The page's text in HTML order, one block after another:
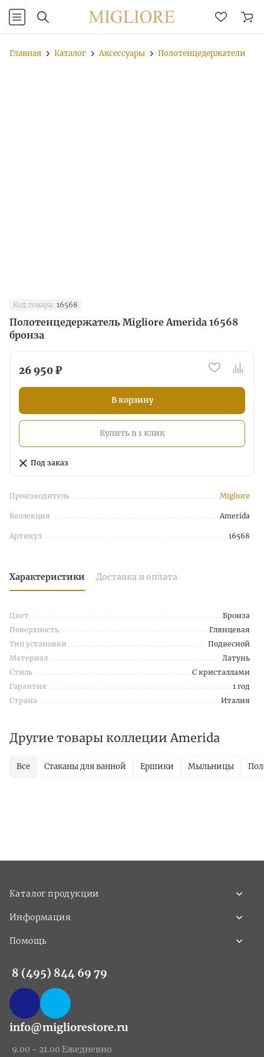
Главная Каталог Аксессуары Полотенцедержатели
Код товара: 16568
Полотенцедержатель Migliore Amerida 16568
бронза
26 950 ₽
В корзину
Купить в 1 клик
Под заказ
Производитель Migliore
Коллекция Amerida
Артикул 16568
Характеристики Доставка и оплата
Цвет
Бронза
Поверхность
Глянцевая
Тип установки
Подвесной
Материал
Латунь
Стиль
С кристаллами
Гарантия
1 год
Страна
Италия
Другие товары коллеции Amerida
Все Стаканы для ванной Ершики Мыльницы
Каталог продукции
Информация
Помощь
8 (495) 844 69 79
info@migliorestore.ru
9.00 - 21.00 Ежедневно